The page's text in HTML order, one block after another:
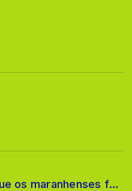
A Música instrumental que os maranhenses fazem DOIS